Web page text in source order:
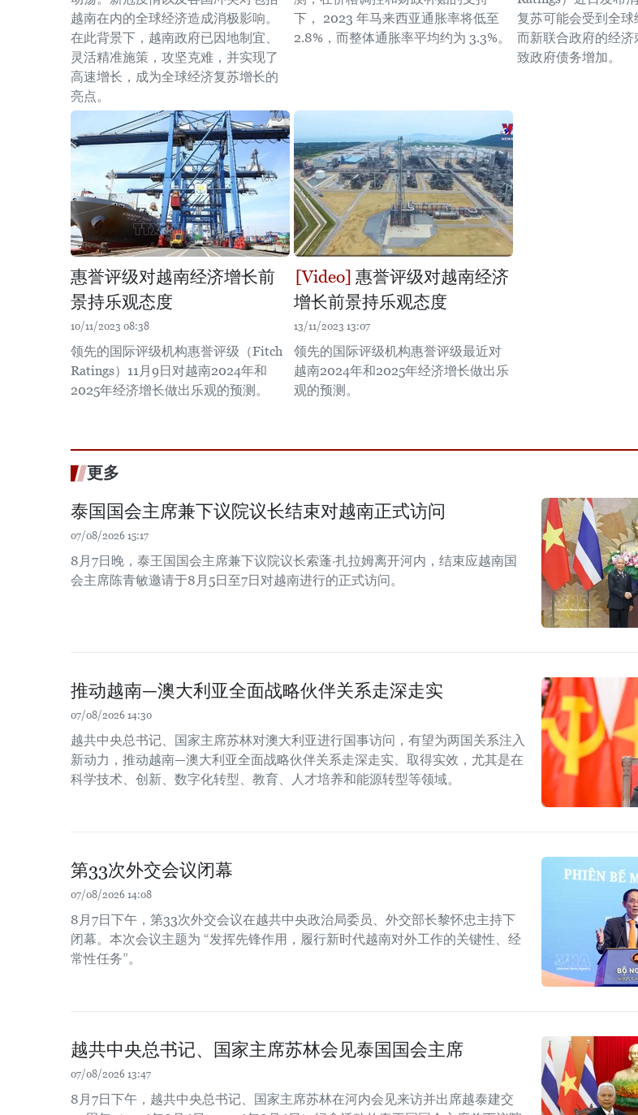
越南在内的全球经济造成消极影响。
在此背景下，越南政府已因地制宜、
灵活精准施策，攻坚克难，并实现了
高速增长，成为全球经济复苏增长的
亮点。
下， 2023 年马来西亚通胀率将低至
2.8%，而整体通胀率平均约为 3.3%。
复苏可能会受到全球
而新联合政府的经
致政府债务增加。
惠誉评级对越南经济增长前
景持乐观态度
10/11/2023 08:38
领先的国际评级机构惠誉评级（Fitch
Ratings）11月9日对越南2024年和
2025年经济增长做出乐观的预测。
惠誉评级对越南经济
增长前景持乐观态度
13/11/2023 13:07
领先的国际评级机构惠誉评级最近对
越南2024年和2025年经济增长做出乐
观的预测。
更多
泰国国会主席兼下议院议长结束对越南正式访问
07/08/2026 15:17
8月7日晚，泰王国国会主席兼下议院议长索蓬·扎拉姆离开河内，结束应越南国
会主席陈青敏邀请于8月5日至7日对越南进行的正式访问。
推动越南—澳大利亚全面战略伙伴关系走深走实
07/08/2026 14:30
越共中央总书记、国家主席苏林对澳大利亚进行国事访问，有望为两国关系注入
新动力，推动越南—澳大利亚全面战略伙伴关系走深走实、取得实效，尤其是在
科学技术、创新、数字化转型、教育、人才培养和能源转型等领域。
第33次外交会议闭幕
07/08/2026 14:08
8月7日下午，第33次外交会议在越共中央政治局委员、外交部长黎怀忠主持下
闭幕。本次会议主题为 “发挥先锋作用，履行新时代越南对外工作的关键性、经
常性任务”。
越共中央总书记、国家主席苏林会见泰国国会主席
07/08/2026 13:47
8月7日下午，越共中央总书记、国家主席苏林在河内会见来访并出席越泰建交